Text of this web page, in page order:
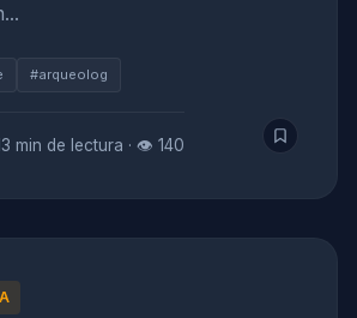
#arqueolog
min de lectura · 👁 140